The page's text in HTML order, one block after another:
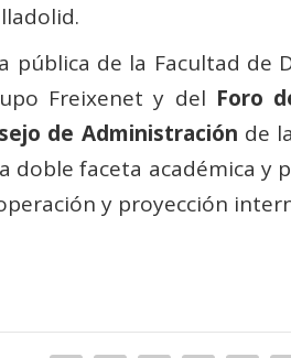
pública de la Facultad de
Freixenet y del Foro
de Administración de la
doble faceta académica
y proyección